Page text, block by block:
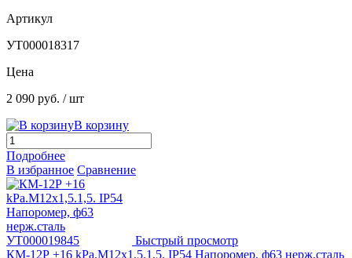
Артикул
УТ000018317
Цена
2 090 руб. / шт
В корзину
Подробнее
В избранное Сравнение
Быстрый просмотр
КМ-12Р +16 kPа.М12х1,5.1,5. IP54 Напоромер, ф63 нерж.сталь